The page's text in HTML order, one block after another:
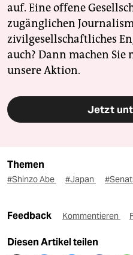
auf. Eine offene
zugänglichen
zivilgesellschaftliches
auch? Dann machen
unsere Aktion.
Jetzt
Themen
#Shinzo Abe #Japan
Feedback Kommentieren
Diesen Artikel teilen